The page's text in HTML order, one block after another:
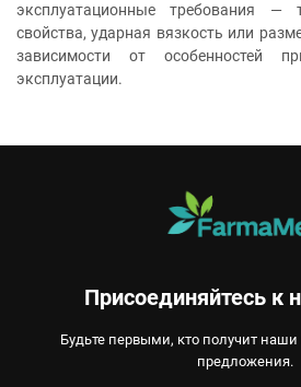
эксплуатационные требования —
свойства, ударная вязкость или
зависимости от особенностей
эксплуатации.
Присоединяйтесь к
Будьте первыми, кто получит
предложения.